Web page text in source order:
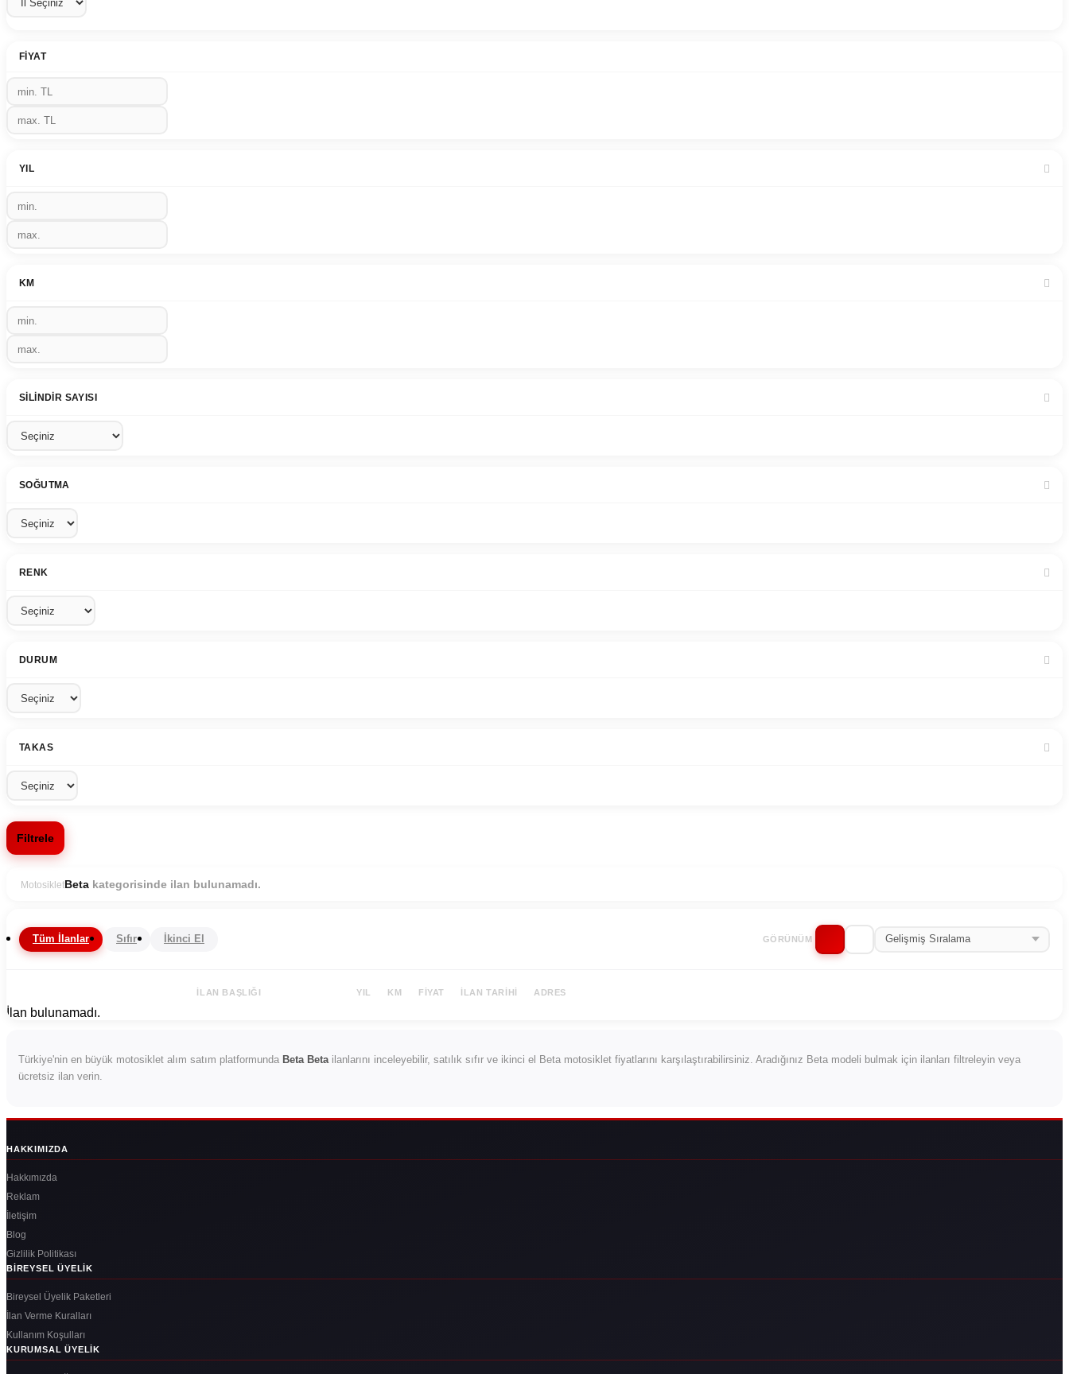
FIYAT
YIL
KM
SILINDIR SAYISI
SOĞUTMA
RENK
DURUM
TAKAS
Filtrele
Motosiklet Beta kategorisinde ilan bulunamadı.
Tüm İlanlar Sıfır İkinci El GÖRÜNÜM
İLAN BAŞLIĞI YIL KM FIYAT İLAN TARIHI ADRES
İlan bulunamadı.
Türkiye'nin en büyük motosiklet alım satım platformunda Beta Beta ilanlarını inceleyebilir, satılık sıfır ve ikinci el Beta motosiklet fiyatlarını karşılaştırabilirsiniz. Aradığınız Beta modeli bulmak için ilanları filtreleyin veya
ücretsiz ilan verin.
HAKKIMIZDA
Hakkımızda
Reklam
İletişim
Blog
Gizlilik Politikası
BIREYSEL ÜYELIK
Bireysel Üyelik Paketleri
İlan Verme Kuralları
Kullanım Koşulları
KURUMSAL ÜYELIK